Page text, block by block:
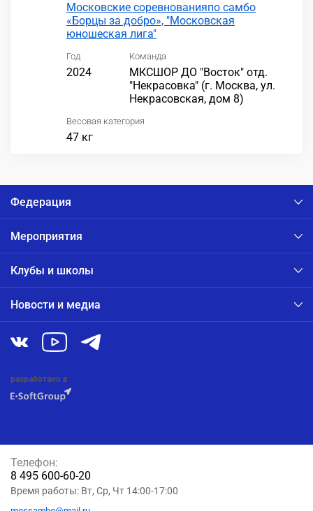
Московские соревнованияпо самбо
«Борцы за добро», "Московская
юношеская лига"
Год
2024
Команда
МКСШОР ДО "Восток" отд.
"Некрасовка" (г. Москва, ул.
Некрасовская, дом 8)
Весовая категория
47 кг
Федерация
Мероприятия
Клубы и школы
Новости и медиа
разработано в
Телефон:
8 495 600-60-20
Время работы: Вт, Ср, Чт 14:00-17:00